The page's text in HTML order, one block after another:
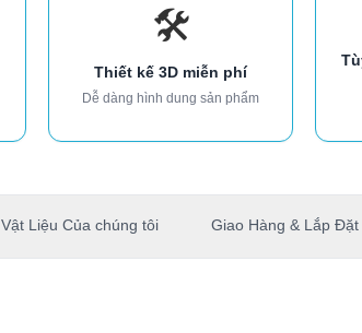
🛠️
Thiết kế 3D miễn phí
Dễ dàng hình dung sản phẩm
Vật Liệu Của chúng tôi Giao Hàng & Lắp Đặt